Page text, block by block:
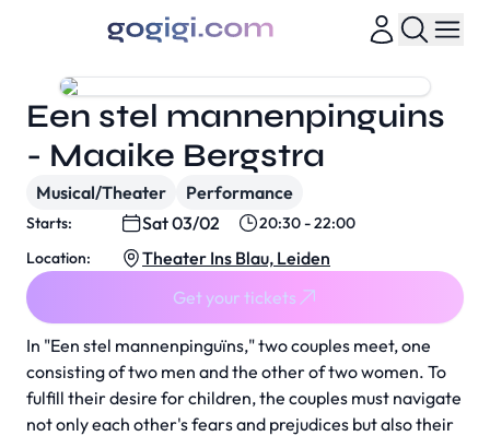
In "Een stel mannenpinguïns," two couples meet, one
consisting of two men and the other of two women. To
fulfill their desire for children, the couples must navigate
not only each other's fears and prejudices but also their
Een stel mannenpinguins
- Maaike Bergstra
Musical/Theater Performance
Starts: Sat 03/02
20:30 - 22:00
Location:
Theater Ins Blau, Leiden
Get your tickets